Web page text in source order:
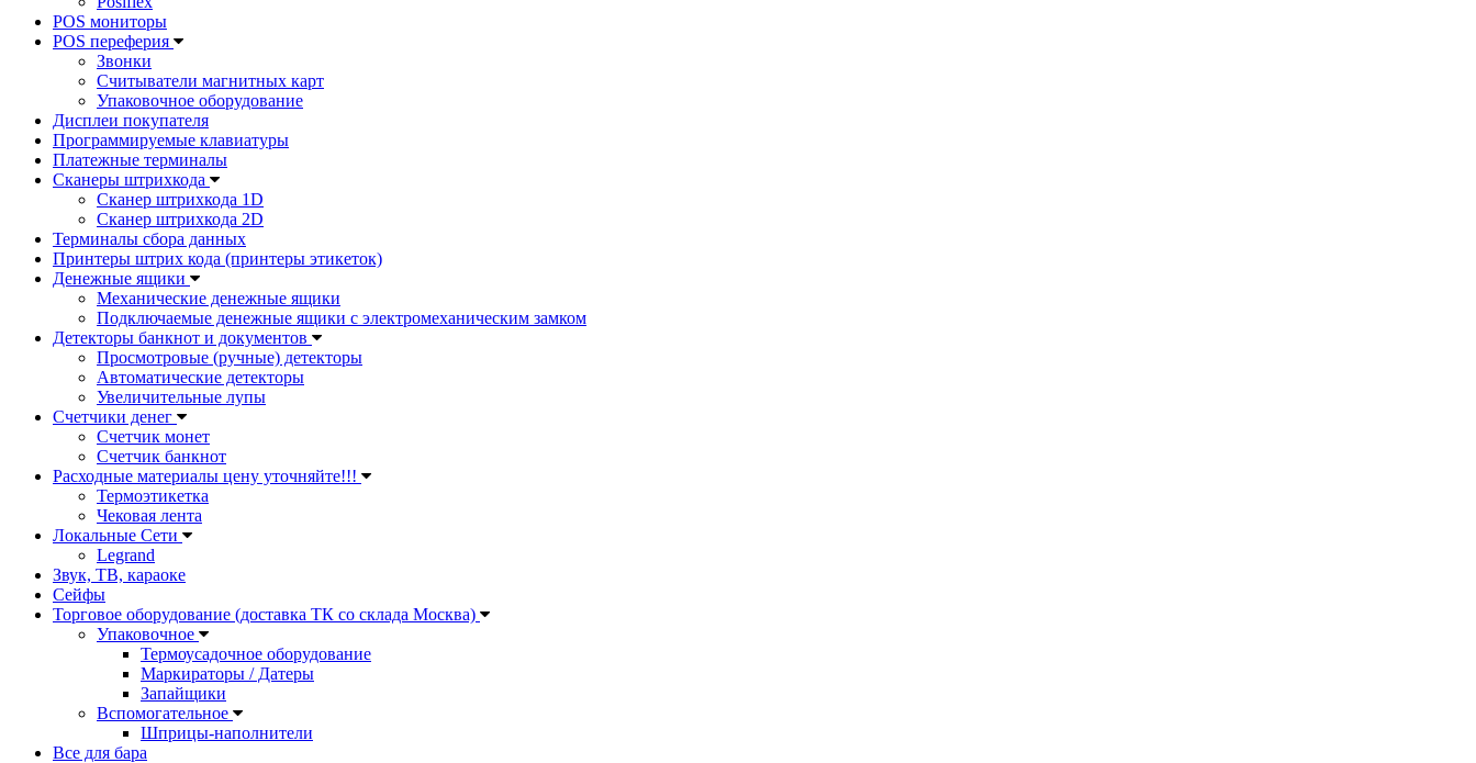
POS мониторы
POS переферия
Звонки
Считыватели магнитных карт
Упаковочное оборудование
Дисплеи покупателя
Программируемые клавиатуры
Платежные терминалы
Сканеры штрихкода
Сканер штрихкода 1D
Сканер штрихкода 2D
Терминалы сбора данных
Принтеры штрих кода (принтеры этикеток)
Денежные ящики
Механические денежные ящики
Подключаемые денежные ящики с электромеханическим замком
Детекторы банкнот и документов
Просмотровые (ручные) детекторы
Автоматические детекторы
Увеличительные лупы
Счетчики денег
Счетчик монет
Счетчик банкнот
Расходные материалы цену уточняйте!!!
Термоэтикетка
Чековая лента
Локальные Сети
Legrand
Звук, ТВ, караоке
Сейфы
Торговое оборудование (доставка ТК со склада Москва)
Упаковочное
Термоусадочное оборудование
Маркираторы / Датеры
Запайщики
Вспомогательное
Шприцы-наполнители
Все для бара